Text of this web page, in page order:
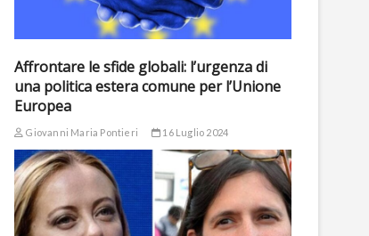
Affrontare le sfide globali: l’urgenza di
una politica estera comune per l’Unione
Europea
Giovanni Maria Pontieri 16 Luglio 2024